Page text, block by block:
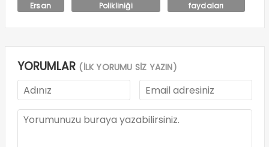
Ersan
Polikliniği
faydaları
YORUMLAR (İLK YORUMU SİZ YAZIN)